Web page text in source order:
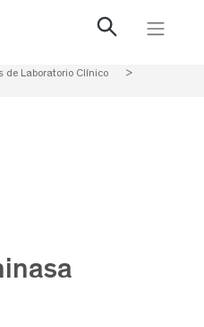
de Laboratorio Clínico
>